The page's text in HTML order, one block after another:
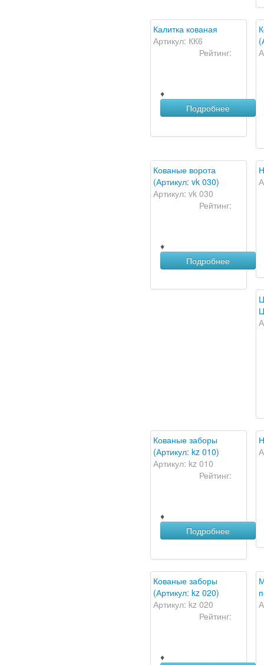
Калитка кованая
Артикул: КК6
Рейтинг:
♦
Подробнее
Кованые ворота
(Артикул: vk 030)
Артикул: vk 030
Рейтинг:
♦
Подробнее
Кованые заборы
(Артикул: kz 010)
Артикул: kz 010
Рейтинг:
♦
Подробнее
Кованые заборы
(Артикул: kz 020)
Артикул: kz 020
Рейтинг:
♦